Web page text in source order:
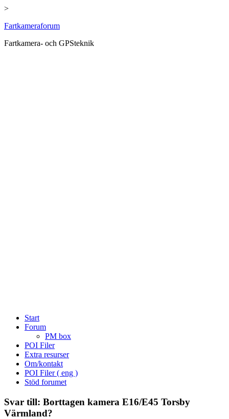
>
Hoppa
innehåll
Fartkameraforum
Fartkamera- och GPSteknik
Start
Forum
PM box
POI Filer
Extra resurser
Om/kontakt
POI Filer ( eng )
Stöd forumet
Svar till: Borttagen kamera E16/E45 Torsby
Värmland?